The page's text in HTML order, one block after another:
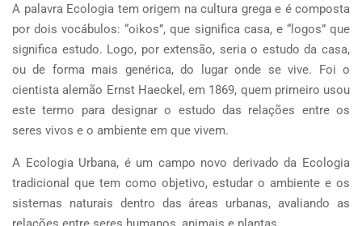
A palavra Ecologia tem origem na cultura grega e é composta
por dois vocábulos: “oikos”, que significa casa, e “logos” que
significa estudo. Logo, por extensão, seria o estudo da casa,
ou de forma mais genérica, do lugar onde se vive. Foi o
cientista alemão Ernst Haeckel, em 1869, quem primeiro usou
este termo para designar o estudo das relações entre os
seres vivos e o ambiente em que vivem.
A Ecologia Urbana, é um campo novo derivado da Ecologia
tradicional que tem como objetivo, estudar o ambiente e os
sistemas naturais dentro das áreas urbanas, avaliando as